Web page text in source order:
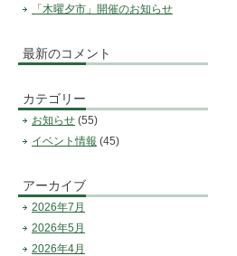
「木曜夕市」開催のお知らせ
最新のコメント
カテゴリー
お知らせ (55)
イベント情報 (45)
アーカイブ
2026年7月
2026年5月
2026年4月